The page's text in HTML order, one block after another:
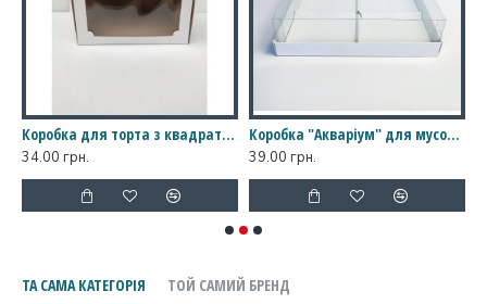
Коробка для торта з квадратним вікном, 250*250*250 мм
34.00 грн.
Коробка "Акваріум" для мусових тістечок на 4 шт., 245*195*70
39.00 грн.
ТА САМА КАТЕГОРІЯ ТОЙ САМИЙ БРЕНД